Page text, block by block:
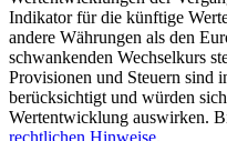
Indikator für die künftige
andere Währungen als den
schwankenden Wechselkurs
Provisionen und Steuern sind
berücksichtigt und würden
Wertentwicklung auswirken.
rechtlichen Hinweise.